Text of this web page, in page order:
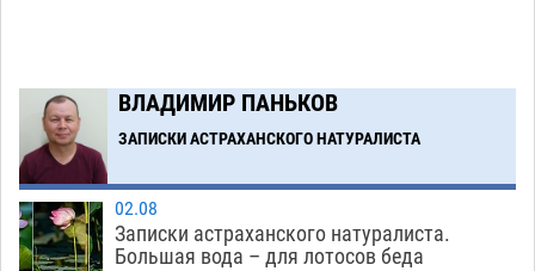
Загрузить еще
ВЛАДИМИР ПАНЬКОВ
ЗАПИСКИ АСТРАХАНСКОГО НАТУРАЛИСТА
02.08
Записки астраханского натуралиста.
Большая вода – для лотосов беда